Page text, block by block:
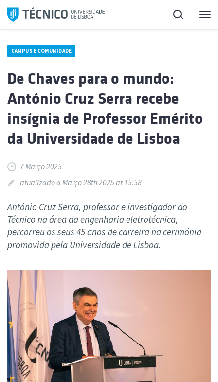
Saltar
para
Pesquisa
CAMPUS E COMUNIDADE
De Chaves para o mundo:
António Cruz Serra recebe
insígnia de Professor Emérito
da Universidade de Lisboa
7 Março 2025
atualizado a Março 28th 2025 at 15:58
António Cruz Serra, professor e investigador do
Técnico na área da engenharia eletrotécnica,
percorreu os seus 45 anos de carreira na cerimónia
promovida pela Universidade de Lisboa.